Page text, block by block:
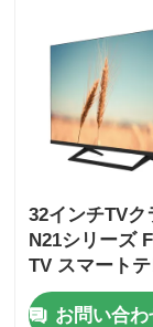
32インチTVク
N21シリーズ
TV スマート
2025年モデル
お問い合